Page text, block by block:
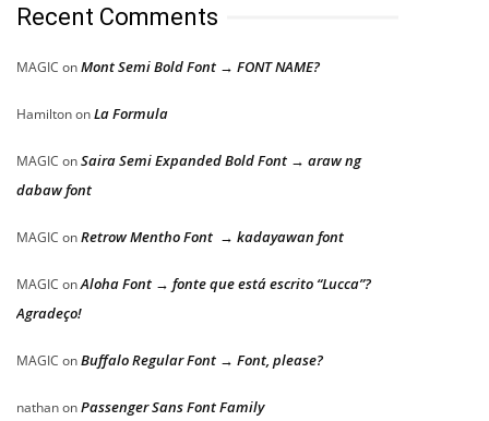
Recent Comments
MAGIC onMont Semi Bold Font → FONT NAME?
HamiltononLa Formula
MAGIC onSaira Semi Expanded Bold Font → araw ng
dabaw font
MAGIC onRetrow Mentho Font → kadayawan font
MAGIC onAloha Font → fonte que está escrito “Lucca”?
Agradeço!
MAGIC onBuffalo Regular Font → Font, please?
nathanonPassenger Sans Font Family